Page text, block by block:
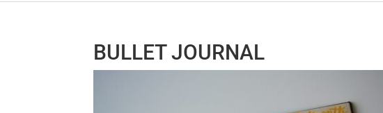
BULLET JOURNAL